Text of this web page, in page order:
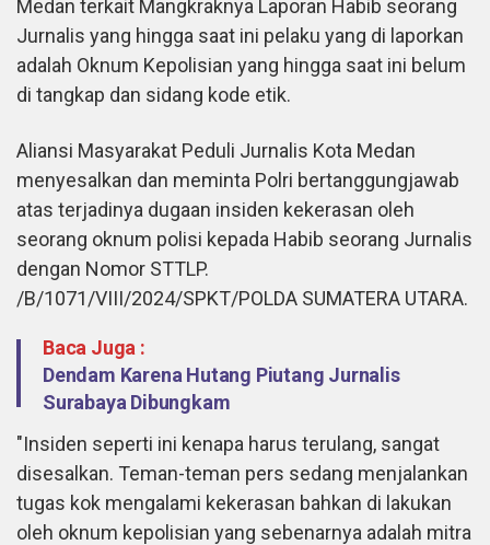
Medan terkait Mangkraknya Laporan Habib seorang
Jurnalis yang hingga saat ini pelaku yang di laporkan
adalah Oknum Kepolisian yang hingga saat ini belum
di tangkap dan sidang kode etik.
Aliansi Masyarakat Peduli Jurnalis Kota Medan
menyesalkan dan meminta Polri bertanggungjawab
atas terjadinya dugaan insiden kekerasan oleh
seorang oknum polisi kepada Habib seorang Jurnalis
dengan Nomor STTLP.
/B/1071/VIII/2024/SPKT/POLDA SUMATERA UTARA.
Baca Juga :
Dendam Karena Hutang Piutang Jurnalis
Surabaya Dibungkam
"Insiden seperti ini kenapa harus terulang, sangat
disesalkan. Teman-teman pers sedang menjalankan
tugas kok mengalami kekerasan bahkan di lakukan
oleh oknum kepolisian yang sebenarnya adalah mitra